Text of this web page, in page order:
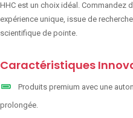
HHC est un choix idéal. Commandez
expérience unique, issue de
scientifique de pointe.
Caractéristiques
Produits premium avec une
prolongée.